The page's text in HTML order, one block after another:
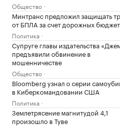
Общество
Минтранс предложил защищать
от БПЛА за счет дорожных
Политика
Супруге главы издательства
предъявили обвинение в
мошенничестве
Общество
Bloomberg узнал о серии
в Киберкомандовании США
Политика
Землетрясение магнитудой 4,1
произошло в Туве